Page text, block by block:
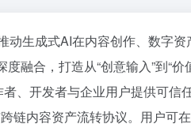
生成式AI在内容创作、数字
融合，打造从“创意输入”到“价
、开发者与企业用户提供可信
链内容资产流转协议。用户可